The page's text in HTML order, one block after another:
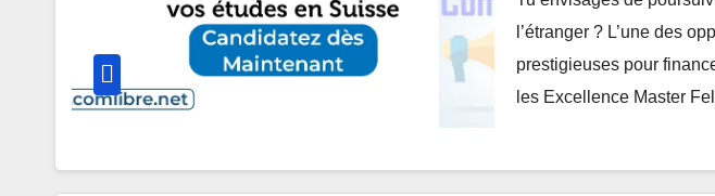
l’étranger ? L’une des
prestigieuses pour
les Excellence Master